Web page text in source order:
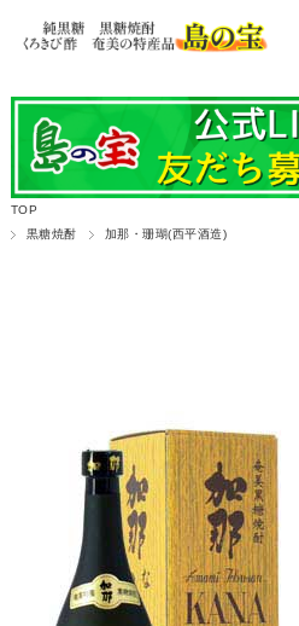
TOP
黒糖焼酎
加那・珊瑚(西平酒造)